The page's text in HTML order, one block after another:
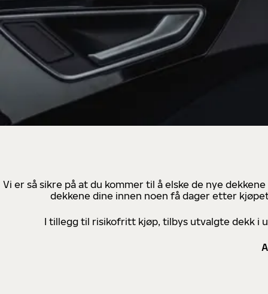
Vi er så sikre på at du kommer til å elske de nye
dekkene dine innen noen få dager etter
I tillegg til risikofritt kjøp, tilbys utvalgte dekk i